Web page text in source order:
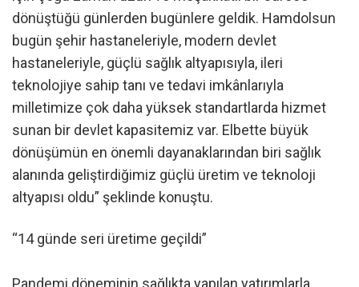
dönüştüğü günlerden bugünlere geldik. Hamdolsun
bugün şehir hastaneleriyle, modern devlet
hastaneleriyle, güçlü sağlık altyapısıyla, ileri
teknolojiye sahip tanı ve tedavi imkânlarıyla
milletimize çok daha yüksek standartlarda hizmet
sunan bir devlet kapasitemiz var. Elbette büyük
dönüşümün en önemli dayanaklarından biri sağlık
alanında geliştirdiğimiz güçlü üretim ve teknoloji
altyapısı oldu” şeklinde konuştu.
“14 günde seri üretime geçildi”
Pandemi döneminin sağlıkta yapılan yatırımlarla